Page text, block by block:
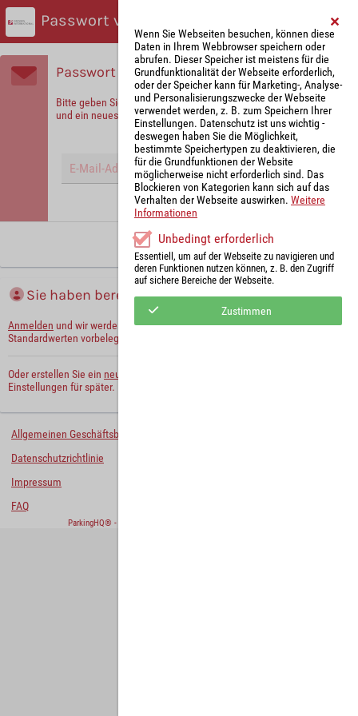
Passwort vergessen?
Sie haben bereits ein Konto?
Anmelden und wir werden die notwendigen Informationen mit Ihren
Standardwerten vorbelegen.
Oder erstellen Sie ein neues Benutzerkonto
Einstellungen für später.
Passwort vergessen?
Bitte geben Sie Ihre E-Mail-Adresse ein, um sich zu identifizieren
und ein neues Passwort zu erhalten!
Hinweis: Mit (*) gekennzeichnete Felder sind Pflichtfelder.
Neues Passwort anfordern
Allgemeinen Geschäftsbedingungen
Datenschutzrichtlinie
Impressum
FAQ
ParkingHQ® - eine Lösung von
Wenn Sie Webseiten besuchen, können diese
Daten in Ihrem Webbrowser speichern oder
abrufen. Dieser Speicher ist meistens für die
Grundfunktionalität der Webseite erforderlich,
oder der Speicher kann für Marketing-, Analyse-
und Personalisierungszwecke der Webseite
verwendet werden, z. B. zum Speichern Ihrer
Einstellungen. Datenschutz ist uns wichtig -
deswegen haben Sie die Möglichkeit,
bestimmte Speichertypen zu deaktivieren, die
für die Grundfunktionen der Website
möglicherweise nicht erforderlich sind. Das
Blockieren von Kategorien kann sich auf das
Verhalten der Webseite auswirken. Weitere
Informationen
Unbedingt erforderlich
Essentiell, um auf der Webseite zu navigieren und
deren Funktionen nutzen können, z. B. den Zugriff
auf sichere Bereiche der Webseite.
Zustimmen